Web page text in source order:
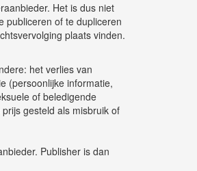
Het is dus niet
publiceren of te dupliceren
plaats vinden.
het verlies van
(persoonlijke informatie,
of beledigende
gesteld als misbruik of
Publisher is dan